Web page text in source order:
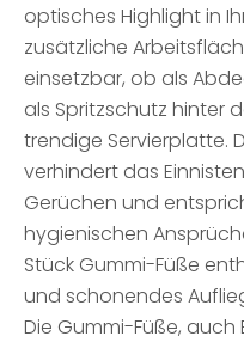
optisches Highlight in
zusätzliche
einsetzbar, ob als
als Spritzschutz hinter
trendige Servierplatte.
verhindert das
Gerüchen und
hygienischen
Stück Gummi-Füße
und schonendes
Die Gummi-Füße,